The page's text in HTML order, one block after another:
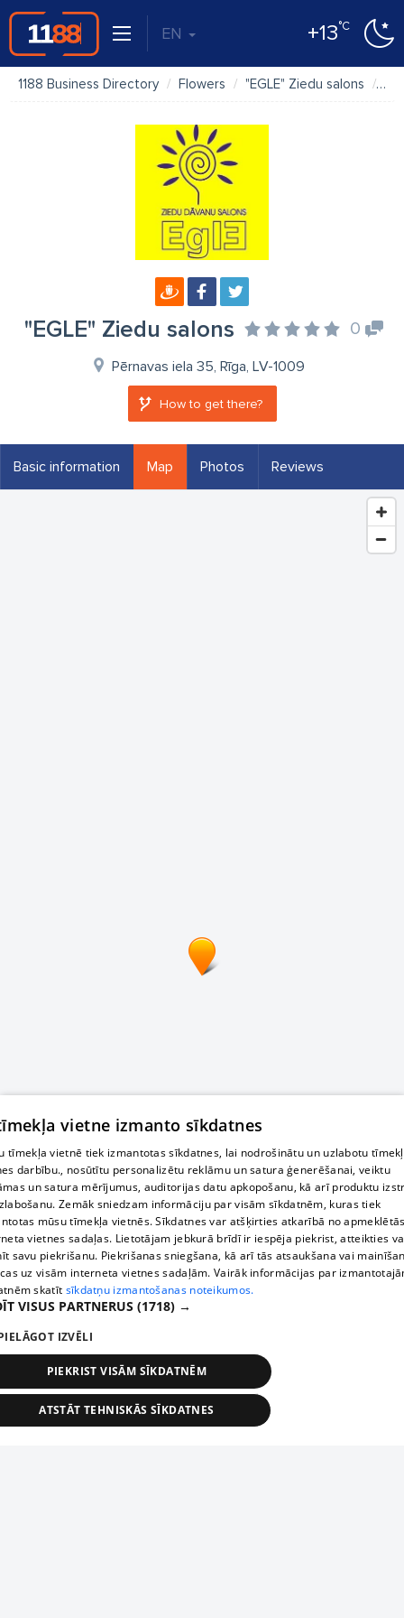
EN +13°C
1188 Business Directory Flowers "EGLE" Ziedu salons
"EGLE" Ziedu salons 0
Pērnavas iela 35, Rīga, LV-1009
How to get there?
Basic information Map Photos Reviews
vietne izmanto sīkdatnes
tīmekļa vietnē tiek izmantotas sīkdatnes, lai nodrošinātu un uzlabotu
darbību., nosūtītu personalizētu reklāmu un satura ģenerēšanai, veiktu
un satura mērījumus, auditorijas datu apkopošanu, kā arī produktu
Zemāk sniedzam informāciju par visām sīkdatnēm, kuras tiek
mūsu tīmekļa vietnēs. Sīkdatnes var atšķirties atkarībā no
vietnes sadaļas. Lietotājam jebkurā brīdī ir iespēja piekrist, atteikties
savu piekrišanu. Piekrišanas sniegšana, kā arī tās atsaukšana vai
uz visām interneta vietnes sadaļām. Vairāk informācijas par
skatīt sīkdatņu izmantošanas noteikumos.
VISUS PARTNERUS (1718) →
IZVĒLI
PIEKRIST VISĀM SĪKDATNĒM
ATSTĀT TEHNISKĀS SĪKDATNES